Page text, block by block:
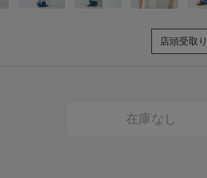
店頭受取
在庫なし